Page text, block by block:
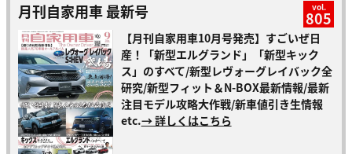
月刊自家用車 最新号 vol.
805
【月刊自家用車10月号発売】すごいぜ日
産！「新型エルグランド」「新型キック
ス」のすべて/新型レヴォーグレイバック全
研究/新型フィット＆N-BOX最新情報/最新
注目モデル攻略大作戦/新車値引き生情報
etc.→ 詳しくはこちら